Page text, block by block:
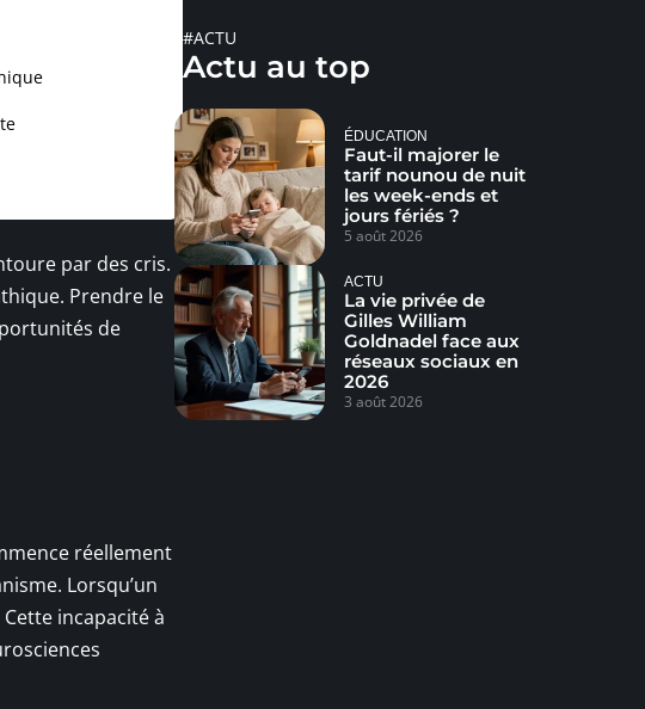
par des cris.
Prendre le
de
réellement
Lorsqu’un
incapacité à
#ACTU
Actu au top
ÉDUCATION
Faut-il majorer le
tarif nounou de nuit
les week-ends et
jours fériés ?
5 août 2026
ACTU
La vie privée de
Gilles William
Goldnadel face aux
réseaux sociaux en
2026
3 août 2026